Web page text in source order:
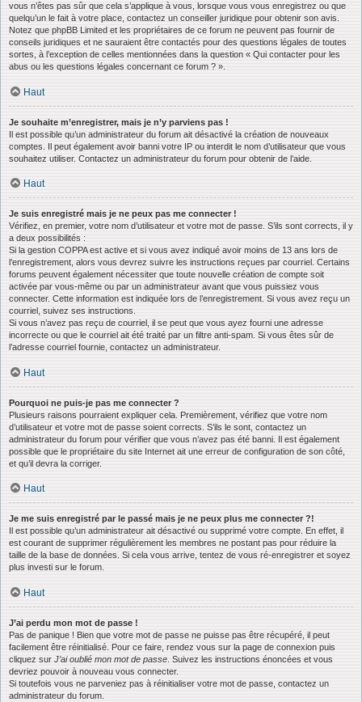
vous n’êtes pas sûr que cela s’applique à vous, lorsque vous vous enregistrez ou que
quelqu’un le fait à votre place, contactez un conseiller juridique pour obtenir son avis.
Notez que phpBB Limited et les propriétaires de ce forum ne peuvent pas fournir de
conseils juridiques et ne sauraient être contactés pour des questions légales de toutes
sortes, à l’exception de celles mentionnées dans la question « Qui contacter pour les
abus ou les questions légales concernant ce forum ? ».
Haut
Je souhaite m’enregistrer, mais je n’y parviens pas !
Il est possible qu’un administrateur du forum ait désactivé la création de nouveaux
comptes. Il peut également avoir banni votre IP ou interdit le nom d’utilisateur que vous
souhaitez utiliser. Contactez un administrateur du forum pour obtenir de l’aide.
Haut
Je suis enregistré mais je ne peux pas me connecter !
Vérifiez, en premier, votre nom d’utilisateur et votre mot de passe. S’ils sont corrects, il y
a deux possibilités :
Si la gestion COPPA est active et si vous avez indiqué avoir moins de 13 ans lors de
l’enregistrement, alors vous devrez suivre les instructions reçues par courriel. Certains
forums peuvent également nécessiter que toute nouvelle création de compte soit
activée par vous-même ou par un administrateur avant que vous puissiez vous
connecter. Cette information est indiquée lors de l’enregistrement. Si vous avez reçu un
courriel, suivez ses instructions.
Si vous n’avez pas reçu de courriel, il se peut que vous ayez fourni une adresse
incorrecte ou que le courriel ait été traité par un filtre anti-spam. Si vous êtes sûr de
l’adresse courriel fournie, contactez un administrateur.
Haut
Pourquoi ne puis-je pas me connecter ?
Plusieurs raisons pourraient expliquer cela. Premièrement, vérifiez que votre nom
d’utilisateur et votre mot de passe soient corrects. S’ils le sont, contactez un
administrateur du forum pour vérifier que vous n’avez pas été banni. Il est également
possible que le propriétaire du site Internet ait une erreur de configuration de son côté,
et qu’il devra la corriger.
Haut
Je me suis enregistré par le passé mais je ne peux plus me connecter ?!
Il est possible qu’un administrateur ait désactivé ou supprimé votre compte. En effet, il
est courant de supprimer régulièrement les membres ne postant pas pour réduire la
taille de la base de données. Si cela vous arrive, tentez de vous ré-enregistrer et soyez
plus investi sur le forum.
Haut
J’ai perdu mon mot de passe !
Pas de panique ! Bien que votre mot de passe ne puisse pas être récupéré, il peut
facilement être réinitialisé. Pour ce faire, rendez vous sur la page de connexion puis
cliquez sur J’ai oublié mon mot de passe . Suivez les instructions énoncées et vous
devriez pouvoir à nouveau vous connecter.
Si toutefois vous ne parveniez pas à réinitialiser votre mot de passe, contactez un
administrateur du forum.